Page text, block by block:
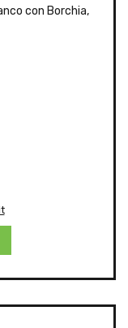
con Borchia,